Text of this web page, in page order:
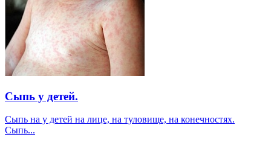
Сыпь у детей.
Сыпь на у детей на лице, на туловище, на конечностях.
Сыпь...